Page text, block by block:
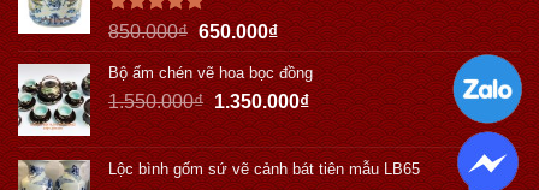
Được xếp
hạng5.00
5 sao
850.000₫ 650.000₫
Bộ ấm chén vẽ hoa bọc đồng
1.550.000₫ 1.350.000₫
Lộc bình gốm sứ vẽ cảnh bát tiên mẫu LB65